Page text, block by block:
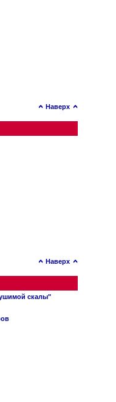
Наверх
Наверх
скалы"